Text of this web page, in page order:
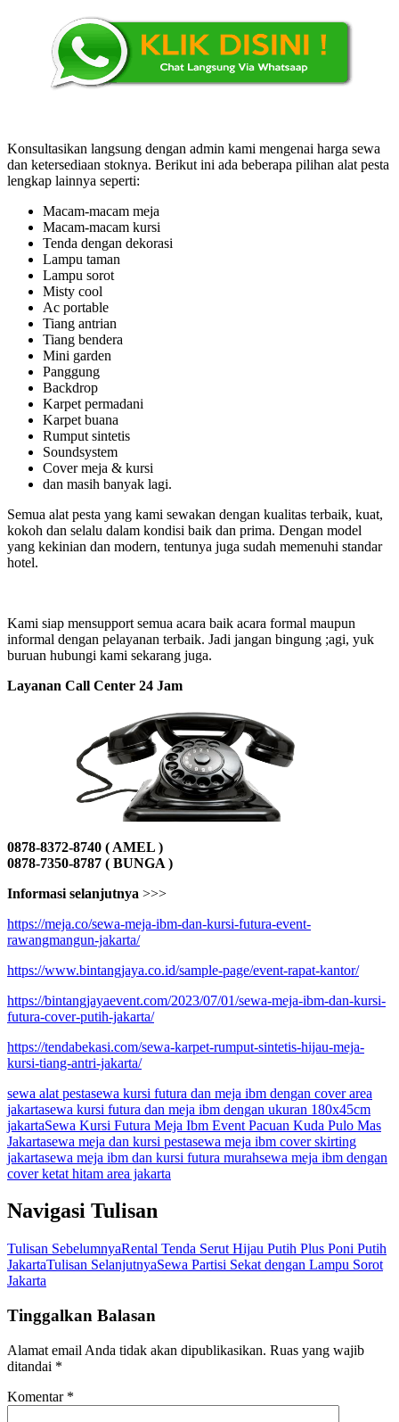
Konsultasikan langsung dengan admin kami mengenai harga sewa
dan ketersediaan stoknya. Berikut ini ada beberapa pilihan alat pesta
lengkap lainnya seperti:
Macam-macam meja
Macam-macam kursi
Tenda dengan dekorasi
Lampu taman
Lampu sorot
Misty cool
Ac portable
Tiang antrian
Tiang bendera
Mini garden
Panggung
Backdrop
Karpet permadani
Karpet buana
Rumput sintetis
Soundsystem
Cover meja & kursi
dan masih banyak lagi.
Semua alat pesta yang kami sewakan dengan kualitas terbaik, kuat,
kokoh dan selalu dalam kondisi baik dan prima. Dengan model
yang kekinian dan modern, tentunya juga sudah memenuhi standar
hotel.
Kami siap mensupport semua acara baik acara formal maupun
informal dengan pelayanan terbaik. Jadi jangan bingung ;agi, yuk
buruan hubungi kami sekarang juga.
Layanan Call Center 24 Jam
0878-8372-8740 ( AMEL )
0878-7350-8787 ( BUNGA )
Informasi selanjutnya >>>
https://meja.co/sewa-meja-ibm-dan-kursi-futura-event-
rawangmangun-jakarta/
https://www.bintangjaya.co.id/sample-page/event-rapat-kantor/
https://bintangjayaevent.com/2023/07/01/sewa-meja-ibm-dan-kursi-
futura-cover-putih-jakarta/
https://tendabekasi.com/sewa-karpet-rumput-sintetis-hijau-meja-
kursi-tiang-antri-jakarta/
sewa alat pestasewa kursi futura dan meja ibm dengan cover area
jakartasewa kursi futura dan meja ibm dengan ukuran 180x45cm
jakartaSewa Kursi Futura Meja Ibm Event Pacuan Kuda Pulo Mas
Jakartasewa meja dan kursi pestasewa meja ibm cover skirting
jakartasewa meja ibm dan kursi futura murahsewa meja ibm dengan
cover ketat hitam area jakarta
Navigasi Tulisan
Tulisan SebelumnyaRental Tenda Serut Hijau Putih Plus Poni Putih
JakartaTulisan SelanjutnyaSewa Partisi Sekat dengan Lampu Sorot
Jakarta
Tinggalkan Balasan
Alamat email Anda tidak akan dipublikasikan. Ruas yang wajib
ditandai *
Komentar *